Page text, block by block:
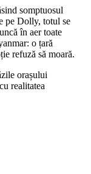
somptuosul
pe Dolly, totul se
în aer toate
o țară
refuză să moară.
orașului
realitatea